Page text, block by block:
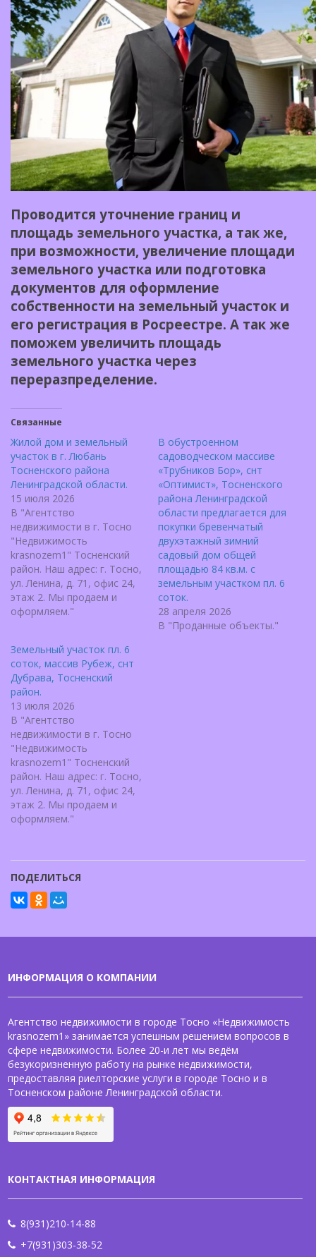
Проводится уточнение границ и
площадь земельного участка, а так же,
при возможности, увеличение площади
земельного участка или подготовка
документов для оформление
собственности на земельный участок и
его регистрация в Росреестре. А так же
поможем увеличить площадь
земельного участка через
переразпределение.
Связанные
Жилой дом и земельный
участок в г. Любань
Тосненского района
Ленинградской области.
15 июля 2026
В "Агентство
недвижимости в г. Тосно
"Недвижимость
krasnozem1" Тосненский
район. Наш адрес: г. Тосно,
ул. Ленина, д. 71, офис 24,
этаж 2. Мы продаем и
оформляем."
В обустроенном
садоводческом массиве
«Трубников Бор», снт
«Оптимист», Тосненского
района Ленинградской
области предлагается для
покупки бревенчатый
двухэтажный зимний
садовый дом общей
площадью 84 кв.м. с
земельным участком пл. 6
соток.
28 апреля 2026
В "Проданные объекты."
Земельный участок пл. 6
соток, массив Рубеж, снт
Дубрава, Тосненский
район.
13 июля 2026
В "Агентство
недвижимости в г. Тосно
"Недвижимость
krasnozem1" Тосненский
район. Наш адрес: г. Тосно,
ул. Ленина, д. 71, офис 24,
этаж 2. Мы продаем и
оформляем."
ПОДЕЛИТЬСЯ
ИНФОРМАЦИЯ О КОМПАНИИ
Агентство недвижимости в городе Тосно «Недвижимость
krasnozem1» занимается успешным решением вопросов в
сфере недвижимости. Более 20-и лет мы ведём
безукоризненную работу на рынке недвижимости,
предоставляя риелторские услуги в городе Тосно и в
Тосненском районе Ленинградской области.
КОНТАКТНАЯ ИНФОРМАЦИЯ
8(931)210-14-88
+7(931)303-38-52